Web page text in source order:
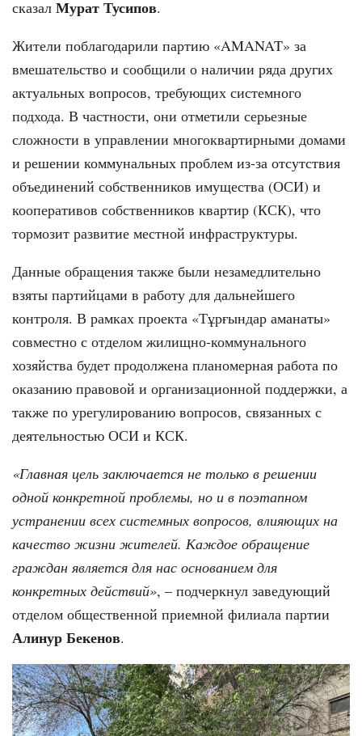
сказал Мурат Тусипов.
Жители поблагодарили партию «AMANAT» за
вмешательство и сообщили о наличии ряда других
актуальных вопросов, требующих системного
подхода. В частности, они отметили серьезные
сложности в управлении многоквартирными домами
и решении коммунальных проблем из-за отсутствия
объединений собственников имущества (ОСИ) и
кооперативов собственников квартир (КСК), что
тормозит развитие местной инфраструктуры.
Данные обращения также были незамедлительно
взяты партийцами в работу для дальнейшего
контроля. В рамках проекта «Тұрғындар аманаты»
совместно с отделом жилищно-коммунального
хозяйства будет продолжена планомерная работа по
оказанию правовой и организационной поддержки, а
также по урегулированию вопросов, связанных с
деятельностью ОСИ и КСК.
«Главная цель заключается не только в решении
одной конкретной проблемы, но и в поэтапном
устранении всех системных вопросов, влияющих на
качество жизни жителей. Каждое обращение
граждан является для нас основанием для
конкретных действий», – подчеркнул заведующий
отделом общественной приемной филиала партии
Алинур Бекенов.